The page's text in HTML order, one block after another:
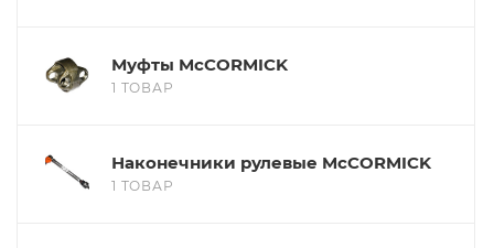
Муфты McCORMICK
1 ТОВАР
Наконечники рулевые McCORMICK
1 ТОВАР